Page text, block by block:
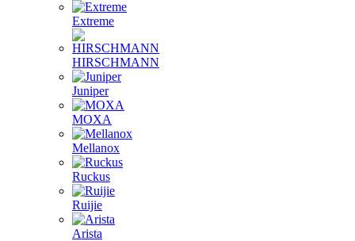
Extreme
HIRSCHMANN
Juniper
MOXA
Mellanox
Ruckus
Ruijie
Arista